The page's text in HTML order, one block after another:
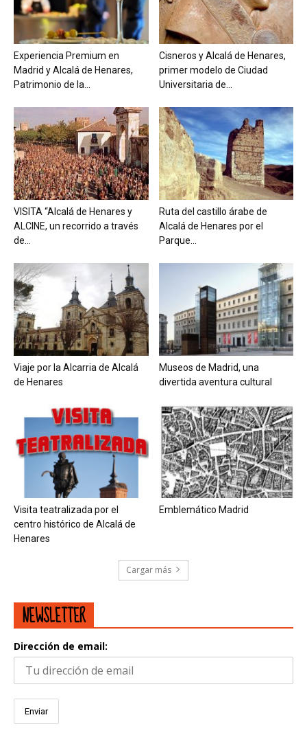
Experiencia Premium en
Madrid y Alcalá de Henares,
Patrimonio de la...
Cisneros y Alcalá de Henares,
primer modelo de Ciudad
Universitaria de...
VISITA “Alcalá de Henares y
ALCINE, un recorrido a través
de...
Ruta del castillo árabe de
Alcalá de Henares por el
Parque...
Viaje por la Alcarria de Alcalá
de Henares
Museos de Madrid, una
divertida aventura cultural
Visita teatralizada por el
centro histórico de Alcalá de
Henares
Emblemático Madrid
Cargar más
NEWSLETTER
Dirección de email: